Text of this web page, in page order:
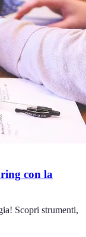
con la
Scopri strumenti,